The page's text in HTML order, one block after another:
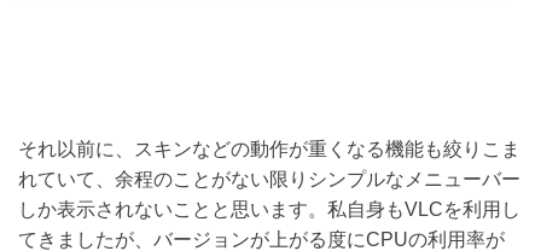
それ以前に、スキンなどの動作が重くなる機能も絞りこま
れていて、余程のことがない限りシンプルなメニューバー
しか表示されないことと思います。私自身もVLCを利用し
てきましたが、バージョンが上がる度にCPUの利用率が